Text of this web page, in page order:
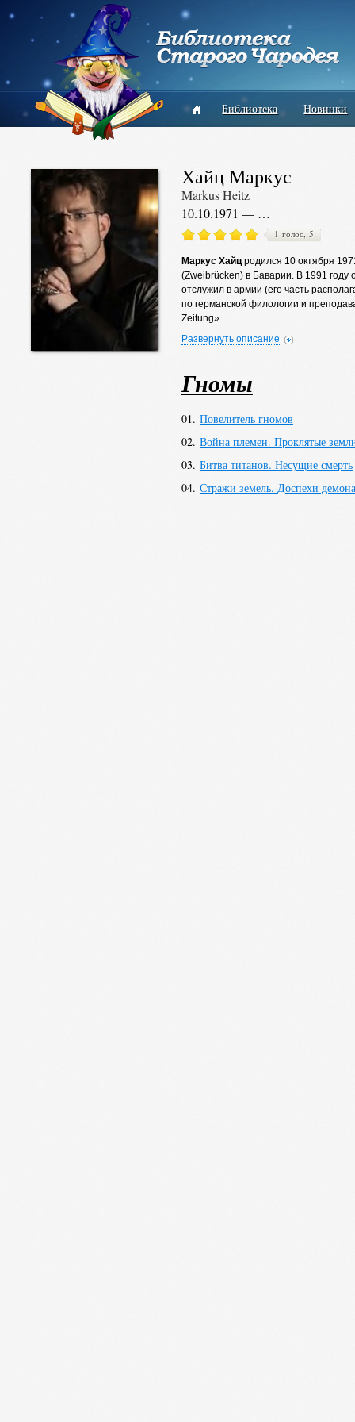
Библиотека Новинки
Хайц Маркус
Markus Heitz
10.10.1971 — …
1 голос, 5
Маркус Хайцродился 10 октября
(Zweibrücken) в Баварии. В 1991 году
отслужил в армии (его часть
по германской филологии и
Zeitung».
Сайт автора
Развернуть описание
Гномы
01. Повелитель гномов
02. Война племен. Проклятые
03. Битва титанов. Несущие смерть
04. Стражи земель. Доспехи демона